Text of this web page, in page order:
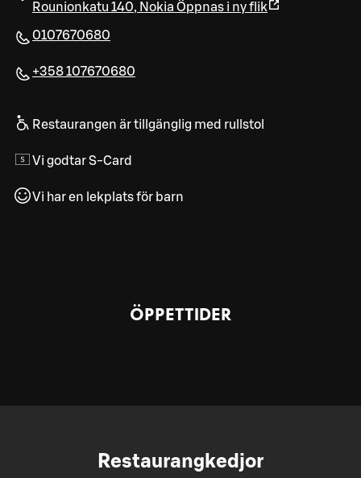
Rounionkatu 140, Nokia Öppnas i ny flik
0107670680
+358 107670680
Restaurangen är tillgänglig med rullstol
Vi godtar S-Card
Vi har en lekplats för barn
ÖPPETTIDER
Restaurangkedjor